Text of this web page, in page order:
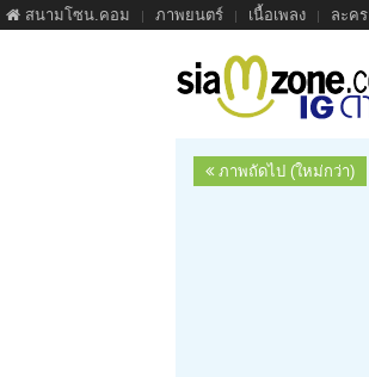
สนามโซน.คอม ภาพยนตร์ เนื้อเพลง ละคร
ภาพถัดไป (ใหม่กว่า)